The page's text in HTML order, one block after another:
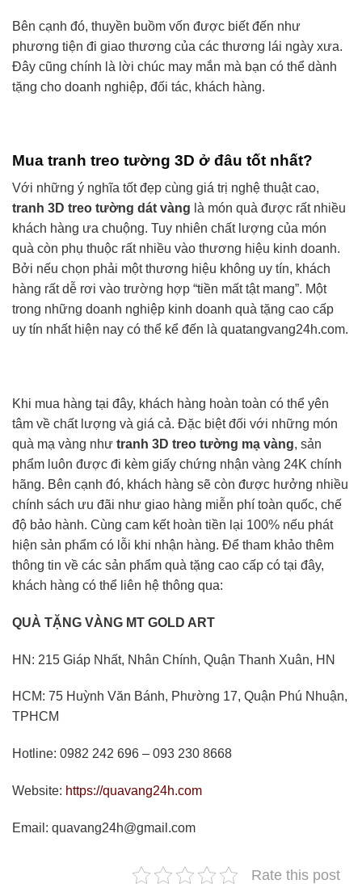
Bên cạnh đó, thuyền buồm vốn được biết đến như
phương tiện đi giao thương của các thương lái ngày xưa.
Đây cũng chính là lời chúc may mắn mà bạn có thể dành
tặng cho doanh nghiệp, đối tác, khách hàng.
Mua tranh treo tường 3D ở đâu tốt nhất?
Với những ý nghĩa tốt đẹp cùng giá trị nghệ thuật cao,
tranh 3D treo tường dát vàng là món quà được rất nhiều
khách hàng ưa chuộng. Tuy nhiên chất lượng của món
quà còn phụ thuộc rất nhiều vào thương hiệu kinh doanh.
Bởi nếu chọn phải một thương hiệu không uy tín, khách
hàng rất dễ rơi vào trường hợp “tiền mất tật mang”. Một
trong những doanh nghiệp kinh doanh quà tặng cao cấp
uy tín nhất hiện nay có thể kể đến là quatangvang24h.com.
Khi mua hàng tại đây, khách hàng hoàn toàn có thể yên
tâm về chất lượng và giá cả. Đặc biệt đối với những món
quà mạ vàng như tranh 3D treo tường mạ vàng, sản
phẩm luôn được đi kèm giấy chứng nhận vàng 24K chính
hãng. Bên cạnh đó, khách hàng sẽ còn được hưởng nhiều
chính sách ưu đãi như giao hàng miễn phí toàn quốc, chế
độ bảo hành. Cùng cam kết hoàn tiền lại 100% nếu phát
hiện sản phẩm có lỗi khi nhận hàng. Để tham khảo thêm
thông tin về các sản phẩm quà tặng cao cấp có tại đây,
khách hàng có thể liên hệ thông qua:
QUÀ TẶNG VÀNG MT GOLD ART
HN: 215 Giáp Nhất, Nhân Chính, Quận Thanh Xuân, HN
HCM: 75 Huỳnh Văn Bánh, Phường 17, Quận Phú Nhuận,
TPHCM
Hotline: 0982 242 696 – 093 230 8668
Website: https://quavang24h.com
Email: quavang24h@gmail.com
Rate this post